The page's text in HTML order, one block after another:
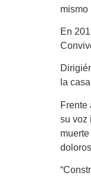
mismo
En
la
Frente
su voz